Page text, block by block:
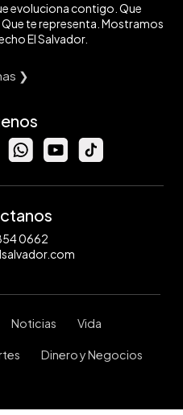
evoluciona contigo. Que
te representa. Mostramos
El Salvador.
❯
0662
Noticias Vida
Dinero y Negocios